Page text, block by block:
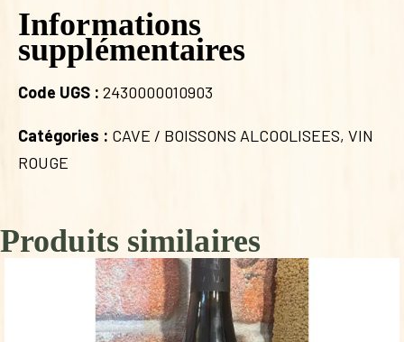
Informations
supplémentaires
Code UGS : 2430000010903
Catégories : CAVE / BOISSONS ALCOOLISEES, VIN
ROUGE
Produits similaires